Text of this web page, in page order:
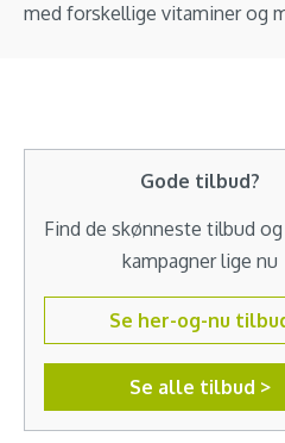
med forskellige vitaminer og
Gode tilbud?
Find de skønneste tilbud
kampagner lige nu
Se her-og-nu
Se alle tilbud >